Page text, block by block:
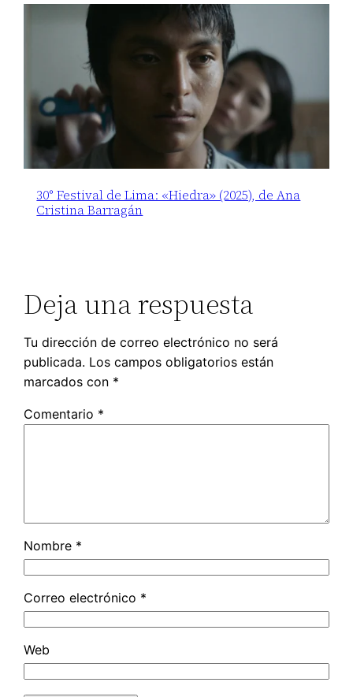
30° Festival de Lima: «Hiedra» (2025), de Ana
Cristina Barragán
Deja una respuesta
Tu dirección de correo electrónico no será
publicada. Los campos obligatorios están
marcados con *
Comentario *
Nombre *
Correo electrónico *
Web